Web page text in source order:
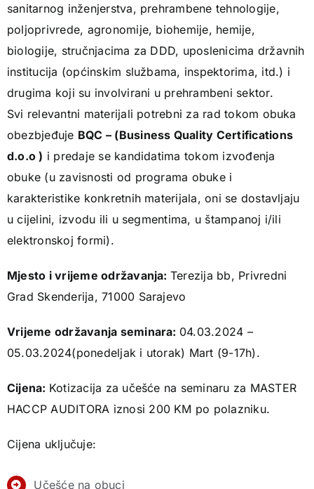
sanitarnog inženjerstva, prehrambene tehnologije,
poljoprivrede, agronomije, biohemije, hemije,
biologije, stručnjacima za DDD, uposlenicima državnih
institucija (općinskim službama, inspektorima, itd.) i
drugima koji su involvirani u prehrambeni sektor.
Svi relevantni materijali potrebni za rad tokom obuka
obezbjeđuje BQC – (Business Quality Certifications
d.o.o ) i predaje se kandidatima tokom izvođenja
obuke (u zavisnosti od programa obuke i
karakteristike konkretnih materijala, oni se dostavljaju
u cijelini, izvodu ili u segmentima, u štampanoj i/ili
elektronskoj formi).
Mjesto i vrijeme održavanja: Terezija bb, Privredni
Grad Skenderija, 71000 Sarajevo
Vrijeme održavanja seminara: 04.03.2024 –
05.03.2024(ponedeljak i utorak) Mart (9-17h).
Cijena: Kotizacija za učešće na seminaru za MASTER
HACCP AUDITORA iznosi 200 KM po polazniku.
Cijena uključuje:
Učešće na obuci